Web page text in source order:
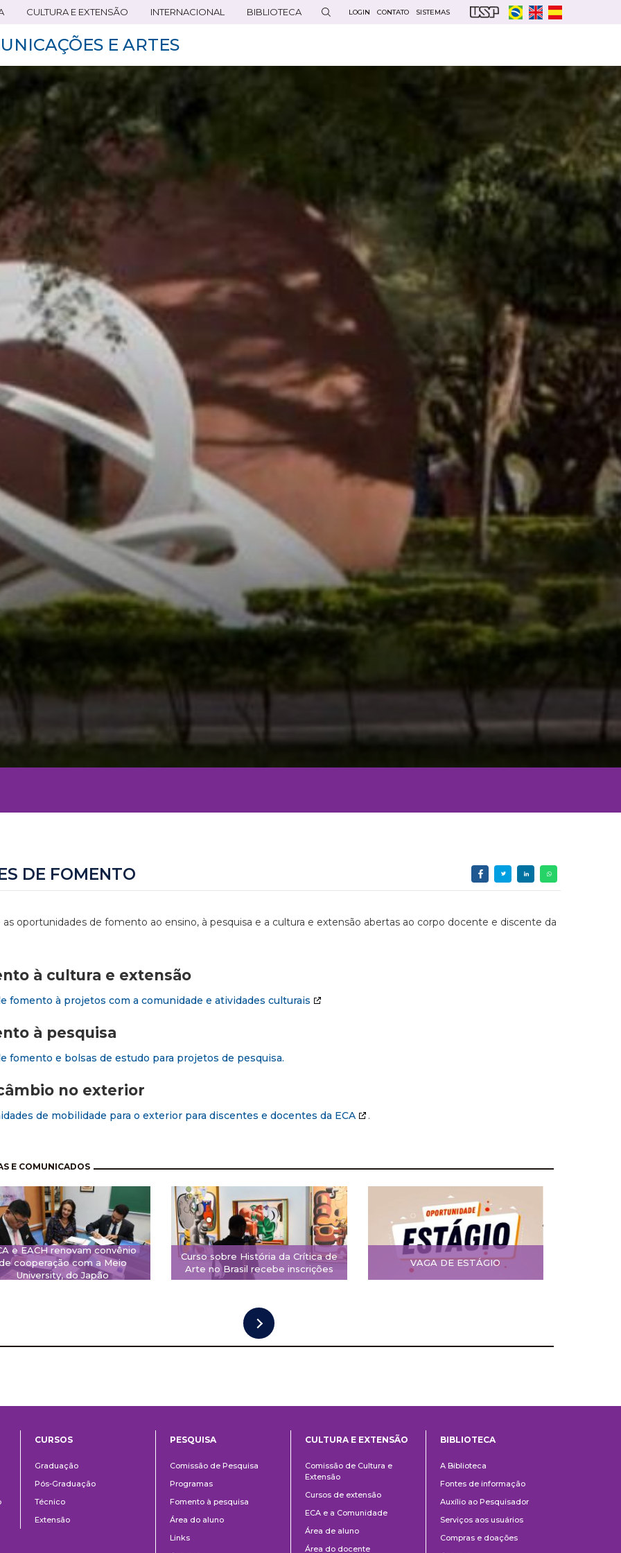
CULTURA E EXTENSÃO INTERNACIONAL BIBLIOTECA LOGIN CONTATO SISTEMAS
E ARTES
DE FOMENTO
as oportunidades de fomento ao ensino, à pesquisa e a cultura e extensão abertas ao corpo docente e discente da
à cultura e extensão
fomento à projetos com a comunidade e atividades culturais
à pesquisa
fomento e bolsas de estudo para projetos de pesquisa.
no exterior
de mobilidade para o exterior para discentes e docentes da ECA .
E COMUNICADOS
e EACH renovam convênio
cooperação com a Meio
University, do Japão
Curso sobre História da Crítica de
Arte no Brasil recebe inscrições
VAGA DE ESTÁGIO
CURSOS
Graduação
Pós-Graduação
Técnico
Extensão
PESQUISA
Comissão de Pesquisa
Programas
Fomento à pesquisa
Área do aluno
Links
e
Extensão
CULTURA E EXTENSÃO
Comissão de Cultura e
Extensão
Cursos de extensão
ECA e a Comunidade
Área de aluno
Área do docente
BIBLIOTECA
A Biblioteca
Fontes de informação
Auxílio ao Pesquisador
Serviços aos usuários
Compras e doações